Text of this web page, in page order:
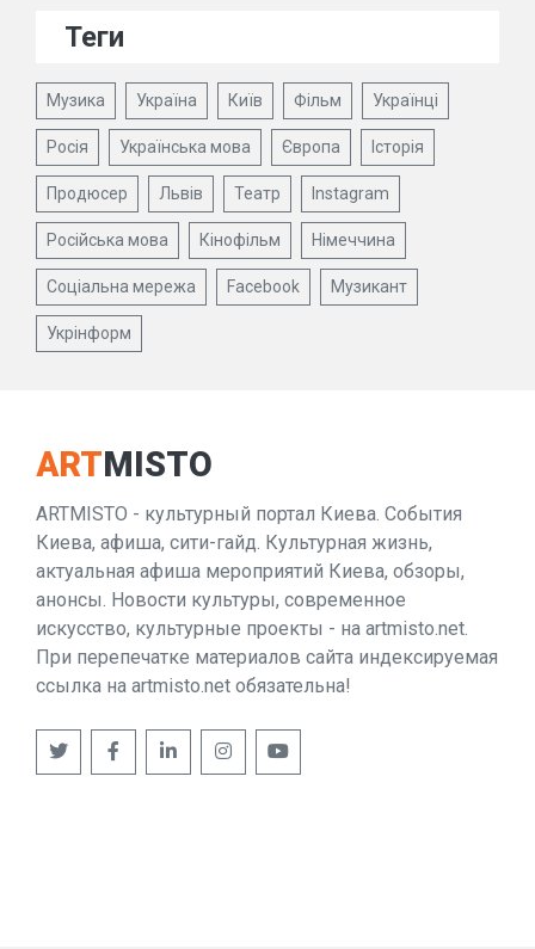
Теги
Музика Україна Київ Фільм Українці
Росія Українська мова Європа Історія
Продюсер Львів Театр Instagram
Російська мова Кінофільм Німеччина
Соціальна мережа Facebook Музикант
Укрінформ
ARTMISTO
ARTMISTO - культурный портал Киева. События
Киева, афиша, сити-гайд. Культурная жизнь,
актуальная афиша мероприятий Киева, обзоры,
анонсы. Новости культуры, современное
искусство, культурные проекты - на artmisto.net.
При перепечатке материалов сайта индексируемая
ссылка на artmisto.net обязательна!